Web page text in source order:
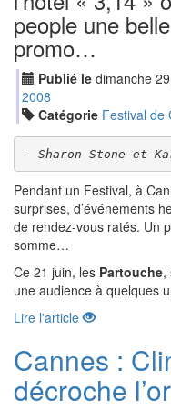
people une
promo…
Publié le dimanche 29
2008
Catégorie Festival de
- Sharon Stone et
Pendant un Festival, à
surprises, d’événements
de rendez-vous ratés. Un
somme…
Ce 21 juin, les Partouche,
une audience à quelques
Lire l'article
Cannes :
décroche l’or